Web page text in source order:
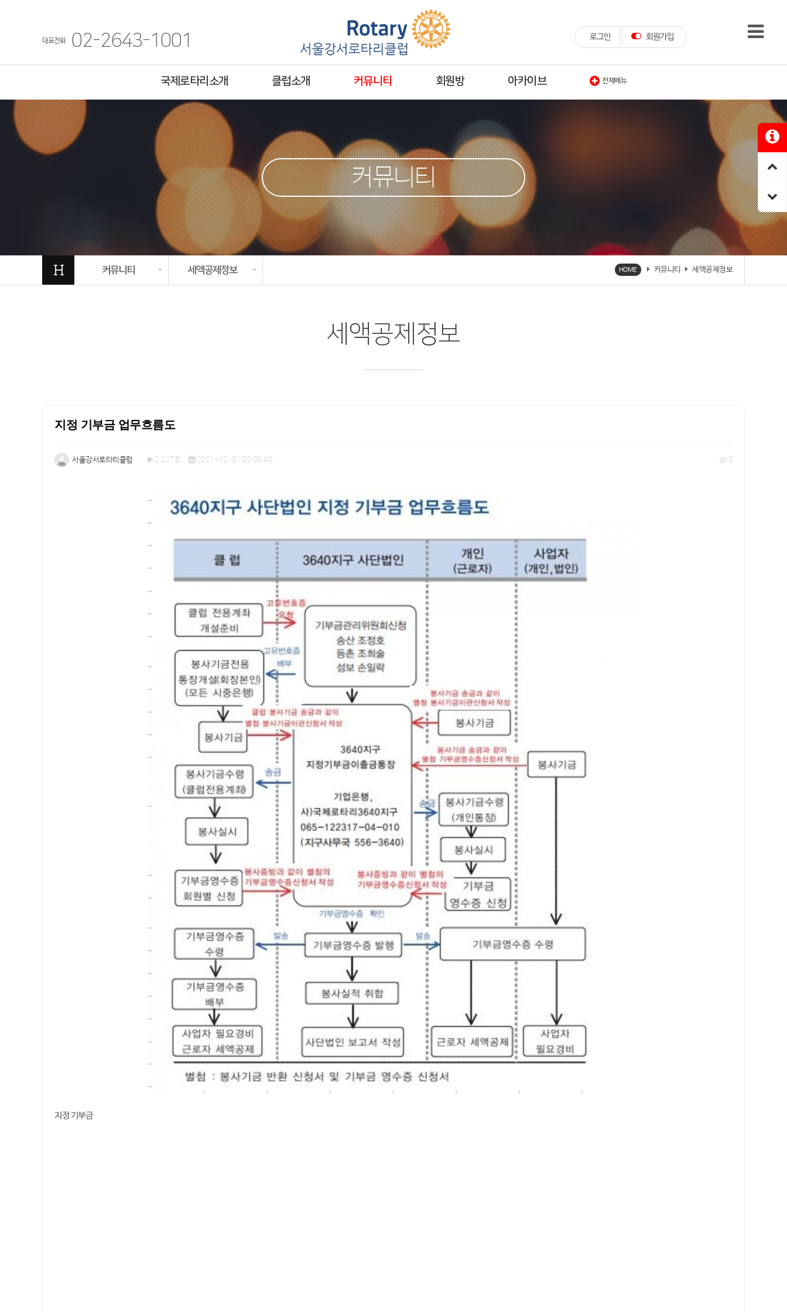
대표전화 02-2643-1001 회원가입
로그인
국제로타리소개 클럽소개 커뮤니티 회원방 아카이브 전체메뉴
커뮤니티
H 커뮤니티 세액공제정보 HOME 커뮤니티 세액공제정보
세액공제정보
지정 기부금 업무흐름도
서울강서로타리클럽 2,227회 2021-12-01 00:05:40 0
지정 기부금